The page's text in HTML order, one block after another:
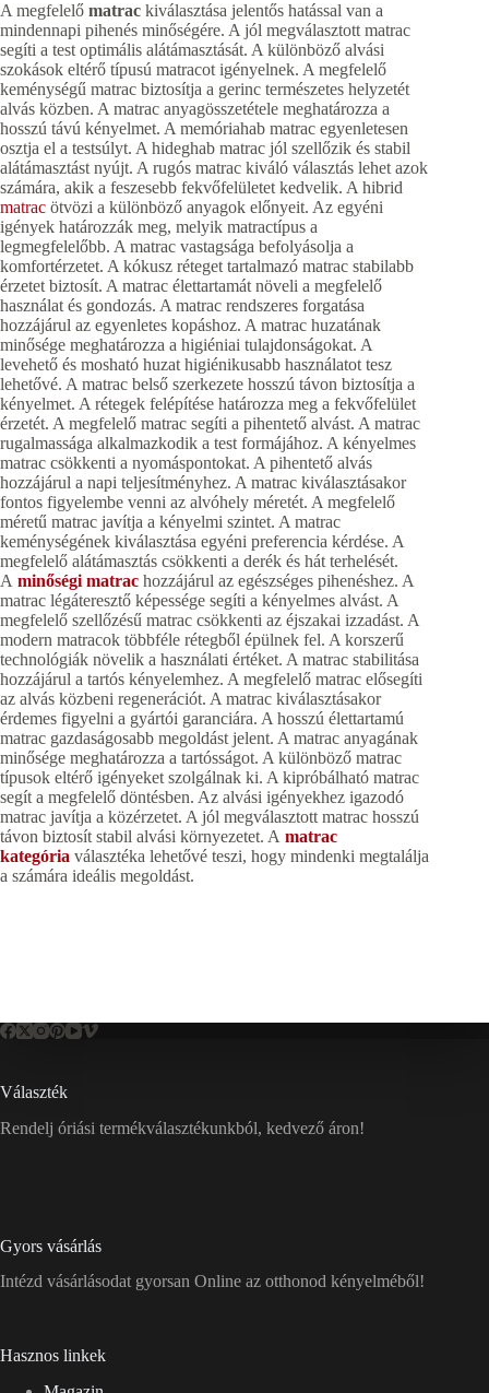
A megfelelő matrac kiválasztása jelentős hatással van a
mindennapi pihenés minőségére. A jól megválasztott matrac
segíti a test optimális alátámasztását. A különböző alvási
szokások eltérő típusú matracot igényelnek. A megfelelő
keménységű matrac biztosítja a gerinc természetes helyzetét
alvás közben. A matrac anyagösszetétele meghatározza a
hosszú távú kényelmet. A memóriahab matrac egyenletesen
osztja el a testsúlyt. A hideghab matrac jól szellőzik és stabil
alátámasztást nyújt. A rugós matrac kiváló választás lehet azok
számára, akik a feszesebb fekvőfelületet kedvelik. A hibrid
matrac ötvözi a különböző anyagok előnyeit. Az egyéni
igények határozzák meg, melyik matractípus a
legmegfelelőbb. A matrac vastagsága befolyásolja a
komfortérzetet. A kókusz réteget tartalmazó matrac stabilabb
érzetet biztosít. A matrac élettartamát növeli a megfelelő
használat és gondozás. A matrac rendszeres forgatása
hozzájárul az egyenletes kopáshoz. A matrac huzatának
minősége meghatározza a higiéniai tulajdonságokat. A
levehető és mosható huzat higiénikusabb használatot tesz
lehetővé. A matrac belső szerkezete hosszú távon biztosítja a
kényelmet. A rétegek felépítése határozza meg a fekvőfelület
érzetét. A megfelelő matrac segíti a pihentető alvást. A matrac
rugalmassága alkalmazkodik a test formájához. A kényelmes
matrac csökkenti a nyomáspontokat. A pihentető alvás
hozzájárul a napi teljesítményhez. A matrac kiválasztásakor
fontos figyelembe venni az alvóhely méretét. A megfelelő
méretű matrac javítja a kényelmi szintet. A matrac
keménységének kiválasztása egyéni preferencia kérdése. A
megfelelő alátámasztás csökkenti a derék és hát terhelését.
A minőségi matrac hozzájárul az egészséges pihenéshez. A
matrac légáteresztő képessége segíti a kényelmes alvást. A
megfelelő szellőzésű matrac csökkenti az éjszakai izzadást. A
modern matracok többféle rétegből épülnek fel. A korszerű
technológiák növelik a használati értéket. A matrac stabilitása
hozzájárul a tartós kényelemhez. A megfelelő matrac elősegíti
az alvás közbeni regenerációt. A matrac kiválasztásakor
érdemes figyelni a gyártói garanciára. A hosszú élettartamú
matrac gazdaságosabb megoldást jelent. A matrac anyagának
minősége meghatározza a tartósságot. A különböző matrac
típusok eltérő igényeket szolgálnak ki. A kipróbálható matrac
segít a megfelelő döntésben. Az alvási igényekhez igazodó
matrac javítja a közérzetet. A jól megválasztott matrac hosszú
távon biztosít stabil alvási környezetet. A matrac
kategória választéka lehetővé teszi, hogy mindenki megtalálja
a számára ideális megoldást.
Választék
Rendelj óriási termékválasztékunkból, kedvező áron!
Gyors vásárlás
Intézd vásárlásodat gyorsan Online az otthonod kényelméből!
Hasznos linkek